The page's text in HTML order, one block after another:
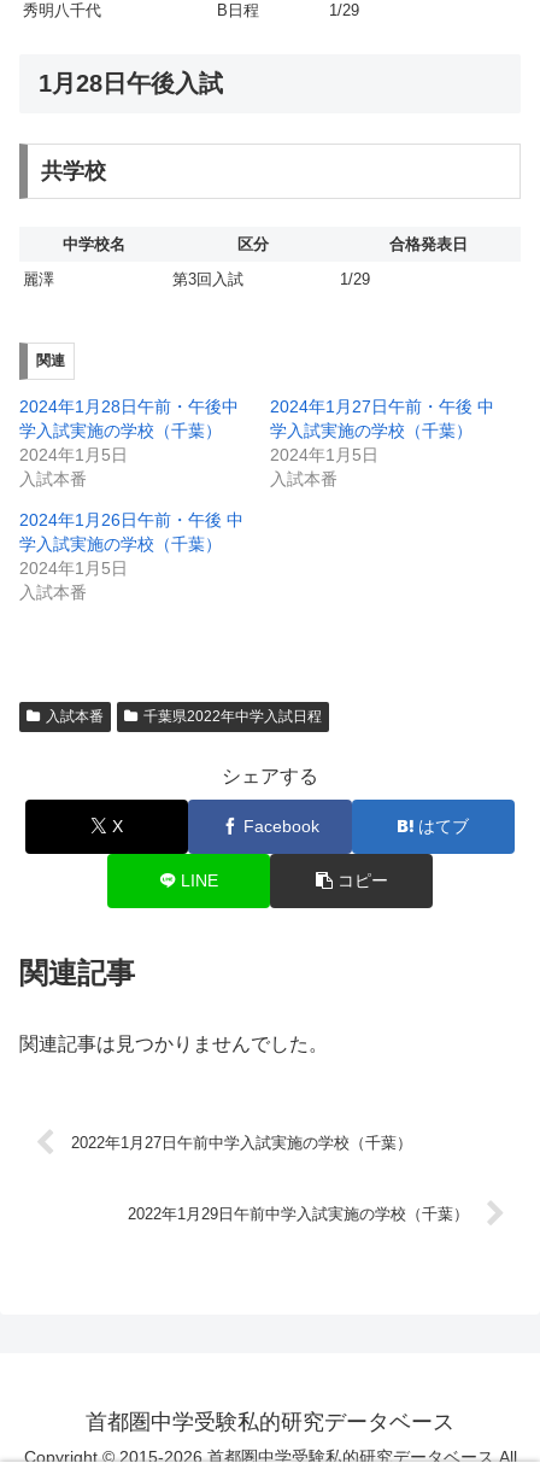
秀明八千代
B日程 1/29
1月28日午後入試
共学校
中学校名 区分
合格発表日
麗澤
第3回入試 1/29
関連
2024年1月28日午前・午後中
学入試実施の学校（千葉）
2024年1月5日
入試本番
2024年1月27日午前・午後 中
学入試実施の学校（千葉）
2024年1月5日
入試本番
2024年1月26日午前・午後 中
学入試実施の学校（千葉）
2024年1月5日
入試本番
入試本番 千葉県2022年中学入試日程
シェアする
X Facebook はてブ
LINE コピー
関連記事
関連記事は見つかりませんでした。
2022年1月27日午前中学入試実施の学校（千葉）
2022年1月29日午前中学入試実施の学校（千葉）
首都圏中学受験私的研究データベース
Copyright © 2015-2026 首都圏中学受験私的研究データベース All